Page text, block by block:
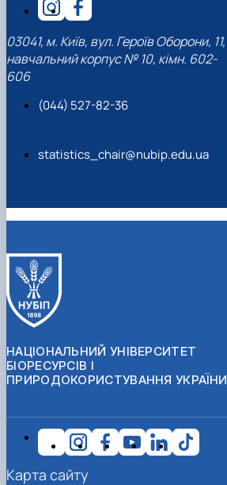
03041, м. Київ, вул. Героїв Оборони, 11,
навчальний корпус № 10, кімн. 602-
606
(044) 527-82-36
statistics_chair@nubip.edu.ua
НАЦІОНАЛЬНИЙ УНІВЕРСИТЕТ
БІОРЕСУРСІВ І
ПРИРОДОКОРИСТУВАННЯ УКРАЇНИ
Карта сайту